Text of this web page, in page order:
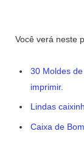
Você verá neste
30 Moldes
imprimir.
Lindas
Caixa de